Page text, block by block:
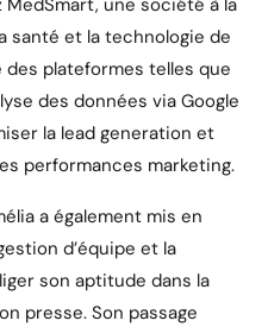
une société à la
santé et la technologie de
des plateformes telles que
des données via Google
la lead generation et
performances marketing.
a également mis en
d’équipe et la
son aptitude dans la
presse. Son passage